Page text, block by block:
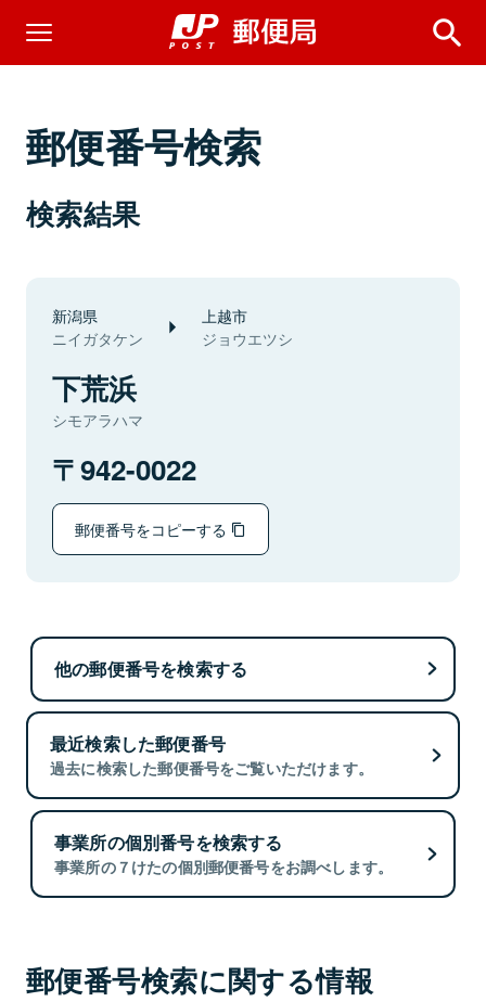
郵便番号検索
検索結果
新潟県
ニイガタケン
上越市
ジョウエツシ
下荒浜
シモアラハマ
942-0022
郵便番号をコピーする
他の郵便番号を検索する
最近検索した郵便番号
過去に検索した郵便番号をご覧いただけます。
事業所の個別番号を検索する
事業所の７けたの個別郵便番号をお調べします。
郵便番号検索に関する情報